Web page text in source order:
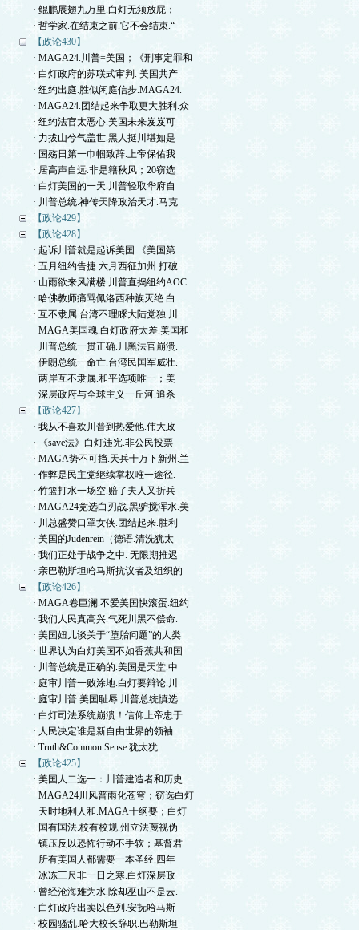
· 鲲鹏展翅九万里.白灯无须放屁；
· 哲学家.在结束之前.它不会结束.“
【政论430】
· MAGA24.川普=美国；《刑事定罪和
· 白灯政府的苏联式审判. 美国共产
· 纽约出庭.胜似闲庭信步.MAGA24.
· MAGA24.团结起来争取更大胜利.众
· 纽约法官太恶心.美国未来岌岌可
· 力拔山兮气盖世.黑人挺川堪如是
· 国殇日第一巾帼致辞.上帝保佑我
· 居高声自远.非是籍秋风；20窃选
· 白灯美国的一天.川普轻取华府自
· 川普总统.神传天降政治天才.马克
【政论429】
【政论428】
· 起诉川普就是起诉美国.《美国第
· 五月纽约告捷.六月西征加州.打破
· 山雨欲来风满楼.川普直捣纽约AOC
· 哈佛教师痛骂佩洛西种族灭绝.白
· 互不隶属.台湾不理睬大陆党独.川
· MAGA美国魂.白灯政府太差.美国和
· 川普总统一贯正确.川黑法官崩溃.
· 伊朗总统一命亡.台湾民国军威壮.
· 两岸互不隶属.和平选项唯一；美
· 深层政府与全球主义一丘河.追杀
【政论427】
· 我从不喜欢川普到热爱他.伟大政
· 《save法》白灯违宪.非公民投票
· MAGA势不可挡.天兵十万下新州.兰
· 作弊是民主党继续掌权唯一途径.
· 竹篮打水一场空.赔了夫人又折兵
· MAGA24竞选白刃战.黑驴搅浑水.美
· 川总盛赞口罩女侠.团结起来.胜利
· 美国的Judenrein（德语.清洗犹太
· 我们正处于战争之中. 无限期推迟
· 亲巴勒斯坦哈马斯抗议者及组织的
【政论426】
· MAGA卷巨澜.不爱美国快滚蛋.纽约
· 我们人民真高兴.气死川黑不偿命.
· 美国妞儿谈关于“堕胎问题”的人类
· 世界认为白灯美国不如香蕉共和国
· 川普总统是正确的.美国是天堂.中
· 庭审川普一败涂地.白灯要辩论.川
· 庭审川普.美国耻辱.川普总统慎选
· 白灯司法系统崩溃！信仰上帝忠于
· 人民决定谁是新自由世界的领袖.
· Truth&Common Sense.犹太犹
【政论425】
· 美国人二选一：川普建造者和历史
· MAGA24川风普雨化苍穹；窃选白灯
· 天时地利人和.MAGA十纲要；白灯
· 国有国法.校有校规.州立法蔑视伪
· 镇压反以恐怖行动不手软；基督君
· 所有美国人都需要一本圣经.四年
· 冰冻三尺非一日之寒.白灯深层政
· 曾经沧海难为水.除却巫山不是云.
· 白灯政府出卖以色列.安抚哈马斯
· 校园骚乱.哈大校长辞职.巴勒斯坦